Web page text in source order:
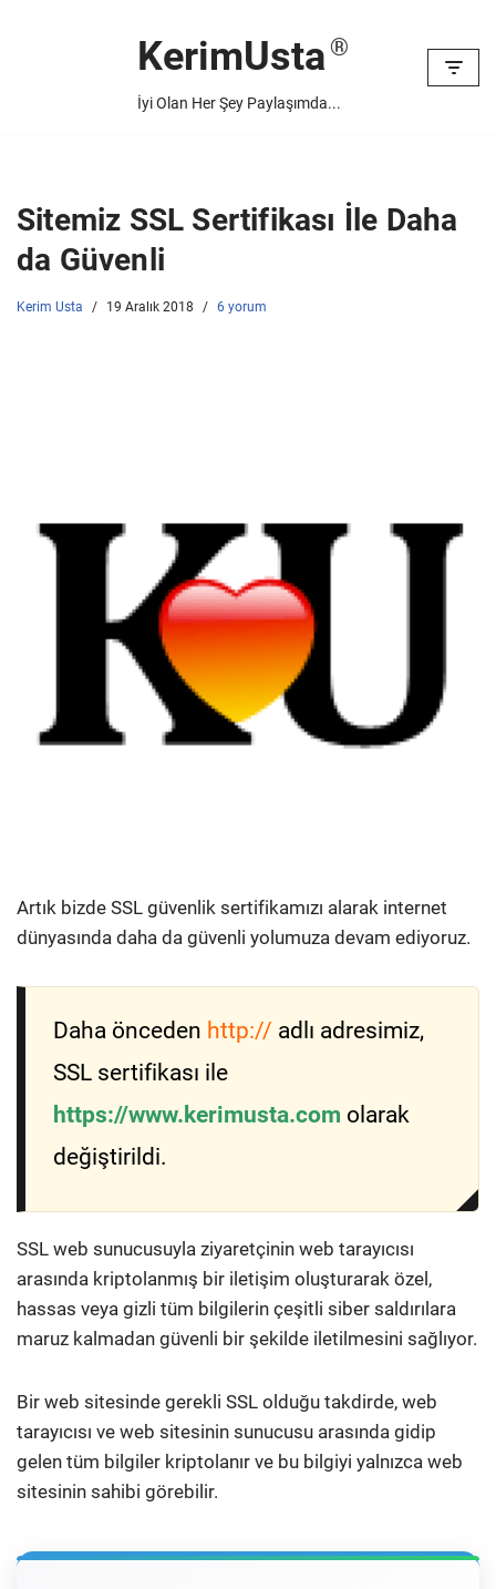
KerimUsta
İyi Olan Her Şey Paylaşımda...
Sitemiz SSL Sertifikası İle Daha
da Güvenli
Kerim Usta 19 Aralık 2018 6 yorum
Artık bizde SSL güvenlik sertifikamızı alarak internet
dünyasında daha da güvenli yolumuza devam ediyoruz.
Daha önceden http:// adlı adresimiz,
SSL sertifikası ile
https://www.kerimusta.com olarak
değiştirildi.
SSL web sunucusuyla ziyaretçinin web tarayıcısı
arasında kriptolanmış bir iletişim oluşturarak özel,
hassas veya gizli tüm bilgilerin çeşitli siber saldırılara
maruz kalmadan güvenli bir şekilde iletilmesini sağlıyor.
Bir web sitesinde gerekli SSL olduğu takdirde, web
tarayıcısı ve web sitesinin sunucusu arasında gidip
gelen tüm bilgiler kriptolanır ve bu bilgiyi yalnızca web
sitesinin sahibi görebilir.